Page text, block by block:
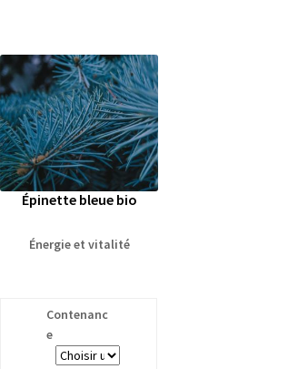
Épinette bleue bio
Énergie et vitalité
Contenanc
e